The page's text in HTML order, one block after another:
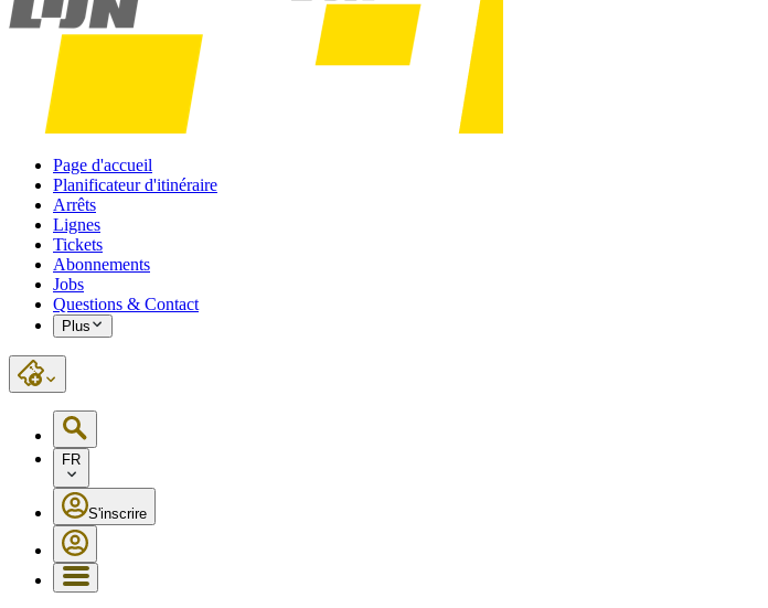
Page d'accueil
Planificateur d'itinéraire
Arrêts
Lignes
Tickets
Abonnements
Jobs
Questions & Contact
Plus
FR
S'inscrire